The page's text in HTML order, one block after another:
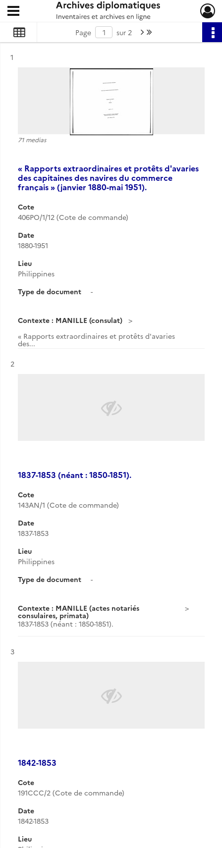
Archives diplomatiques
Ouvrir le menu déroulant
Page sur 2 Page suivante : 1/2
Résultat n°
1
71 medias
« Rapports extraordinaires et protêts d'avaries
des capitaines des navires du commerce
français » (janvier 1880-mai 1951).
Cote
406PO/1/12 (Cote de commande)
Date
1880-1951
Lieu
Philippines
Type de document
-
Contexte : MANILLE (consulat)
« Rapports extraordinaires et protêts d'avaries
des...
Résultat n°
2
1837-1853 (néant : 1850-1851).
Cote
143AN/1 (Cote de commande)
Date
1837-1853
Lieu
Philippines
Type de document
-
Contexte : MANILLE (actes notariés
consulaires, primata)
1837-1853 (néant : 1850-1851).
Résultat n°
3
1842-1853
Cote
191CCC/2 (Cote de commande)
Date
1842-1853
Lieu